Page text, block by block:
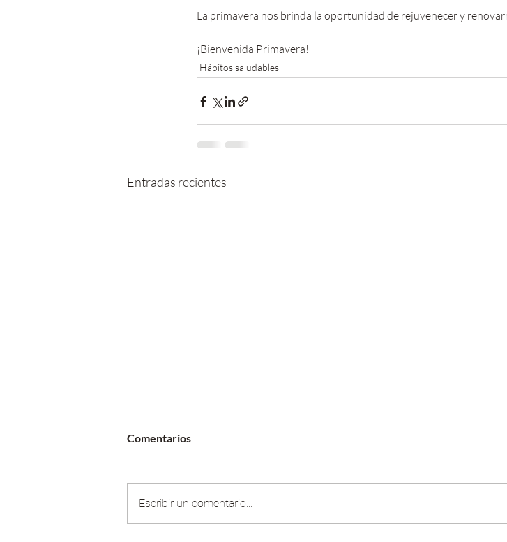
La primavera nos brinda la oportunidad de rejuvenecer y
¡Bienvenida Primavera!
Hábitos saludables
Entradas recientes
Comentarios
Escribir un comentario...